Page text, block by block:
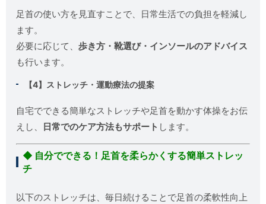
足首の使い方を見直すことで、日常生活での負担を軽減し
ます。
必要に応じて、歩き方・靴選び・インソールのアドバイス
も行います。
【4】ストレッチ・運動療法の提案
自宅でできる簡単なストレッチや足首を動かす体操をお伝
えし、 日常でのケア方法もサポート します。
◆ 自分でできる！足首を柔らかくする簡単ストレッ
チ
以下のストレッチは、毎日続けることで足首の柔軟性向上